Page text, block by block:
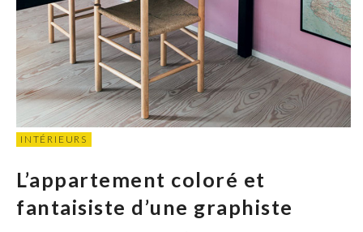
INTÉRIEURS
L’appartement coloré et
fantaisiste d’une graphiste